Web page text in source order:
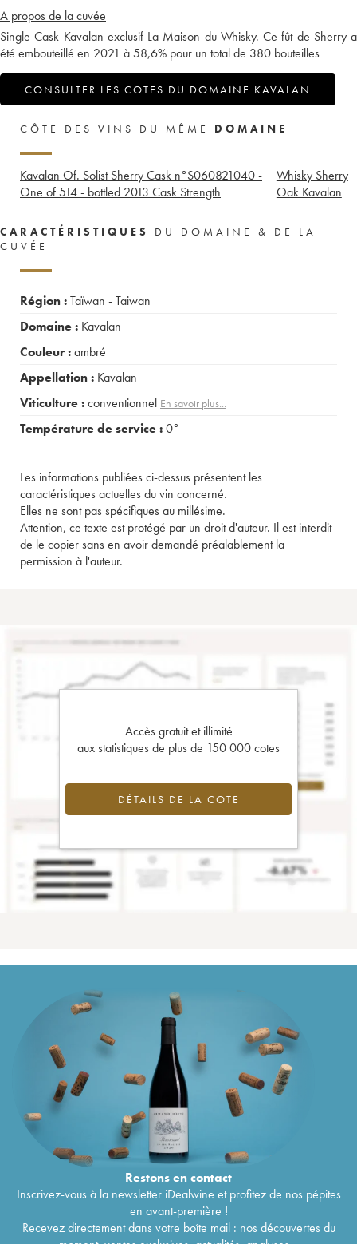
A propos de la cuvée
Single Cask Kavalan exclusif La Maison du Whisky. Ce fût de Sherry a
été embouteillé en 2021 à 58,6% pour un total de 380 bouteilles
CONSULTER LES COTES DU DOMAINE KAVALAN
CÔTE DES VINS DU MÊME DOMAINE
Kavalan Of. Solist Sherry Cask n°S060821040 -
One of 514 - bottled 2013 Cask Strength
Whisky Sherry
Oak Kavalan
CARACTÉRISTIQUES
DU DOMAINE & DE LA
CUVÉE
Région :Taïwan - Taiwan
Domaine : Kavalan
Couleur :ambré
Appellation : Kavalan
Viticulture :conventionnel En savoir plus...
Température de service :0°
Les informations publiées ci-dessus présentent les
caractéristiques actuelles du vin concerné.
Elles ne sont pas spécifiques au millésime.
Attention, ce texte est protégé par un droit d'auteur. Il est interdit
de le copier sans en avoir demandé préalablement la
permission à l'auteur.
Accès gratuit et illimité
aux statistiques de plus de 150 000 cotes
DÉTAILS DE LA COTE
Restons encontact
Inscrivez-vous à la newsletter iDealwine et profitez de nos pépites
en avant-première !
Recevez directement dans votre boîte mail : nos découvertes du